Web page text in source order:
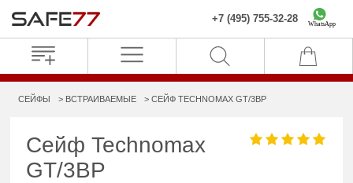
+7 (495) 755-32-28 WhatsApp
СЕЙФЫ ВСТРАИВАЕМЫЕ СЕЙФ TECHNOMAX GT/3BP
Сейф Technomax
GT/3BP